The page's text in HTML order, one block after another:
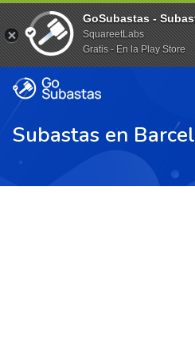
Subastas en
GoSubastas -
SquareetLabs
Gratis - En la Play Store